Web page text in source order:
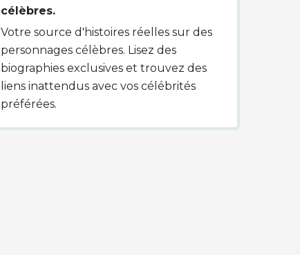
célèbres.
Votre source d'histoires réelles sur des
personnages célèbres. Lisez des
biographies exclusives et trouvez des
liens inattendus avec vos célébrités
préférées.